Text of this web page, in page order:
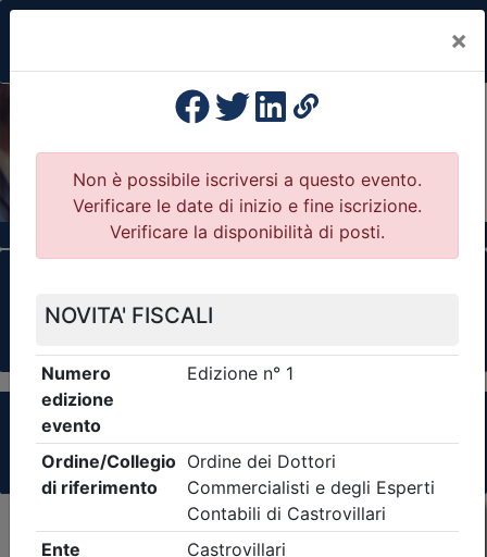
×
Previous
Il portale della formazione per Ordini e
Clicca qui - espandi la sezione dei filtri ricerca
eventi
Criteri di ricerca applicati: